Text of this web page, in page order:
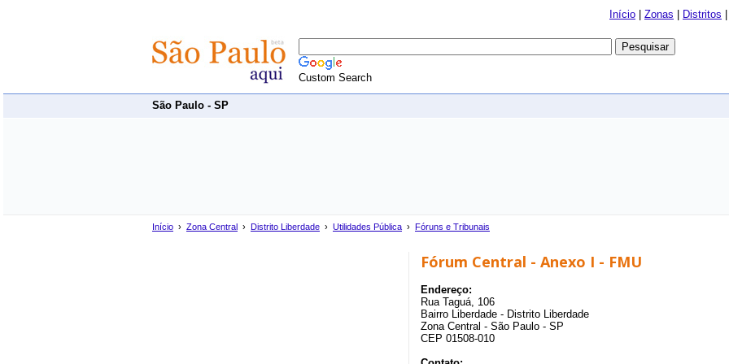
Início Zonas Distritos
Custom Search
São Paulo - SP
Início › Zona Central › Distrito Liberdade › Utilidades Pública › Fóruns e Tribunais
Fórum Central - Anexo I - FMU
Endereço:
Rua Taguá, 106
Bairro Liberdade - Distrito Liberdade
Zona Central - São Paulo - SP
CEP 01508-010